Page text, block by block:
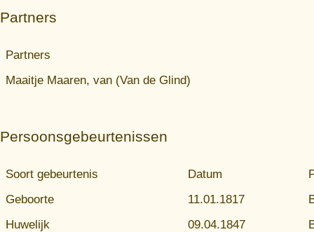
Partners
Partners
Maaitje Maaren, van (Van de Glind)
Persoonsgebeurtenissen
Soort gebeurtenis Datum
Geboorte
11.01.1817
Huwelijk
09.04.1847